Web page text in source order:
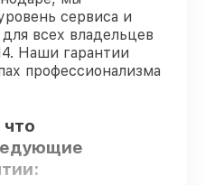
сервиса и
всех владельцев
Наши гарантии
профессионализма